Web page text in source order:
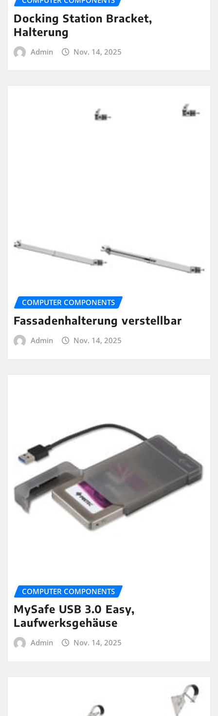
Docking Station Bracket,
Halterung
Admin Nov. 14, 2025
COMPUTER COMPONENTS
Fassadenhalterung verstellbar
Admin Nov. 14, 2025
COMPUTER COMPONENTS
MySafe USB 3.0 Easy,
Laufwerksgehäuse
Admin Nov. 14, 2025